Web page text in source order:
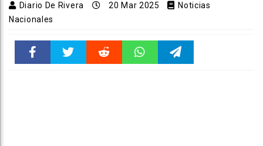
Diario De Rivera 20 Mar 2025
Noticias
Nacionales